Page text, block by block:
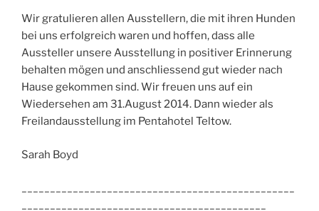
Wir gratulieren allen Ausstellern, die mit ihren Hunden
bei uns erfolgreich waren und hoffen, dass alle
Aussteller unsere Ausstellung in positiver Erinnerung
behalten mögen und anschliessend gut wieder nach
Hause gekommen sind. Wir freuen uns auf ein
Wiedersehen am 31.August 2014. Dann wieder als
Freilandausstellung im Pentahotel Teltow.
Sarah Boyd